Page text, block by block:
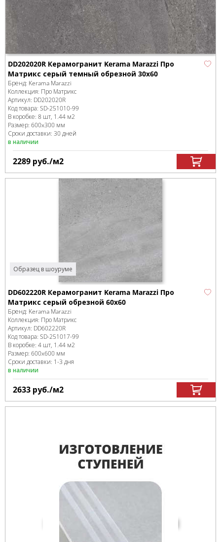
DD202020R Керамогранит Kerama Marazzi Про
Матрикс серый темный обрезной 30x60
Бренд: Kerama Marazzi
Коллекция: Про Матрикс
Артикул: DD202020R
Код товара: SD-251010-99
В коробке: 8 шт, 1.44 м2
Размер: 600x300 мм
Сроки доставки: 30 дней
в наличии
2289 руб./м2
Образец в шоуруме
DD602220R Керамогранит Kerama Marazzi Про
Матрикс серый обрезной 60x60
Бренд: Kerama Marazzi
Коллекция: Про Матрикс
Артикул: DD602220R
Код товара: SD-251017-99
В коробке: 4 шт, 1.44 м2
Размер: 600x600 мм
Сроки доставки: 1-3 дня
в наличии
2633 руб./м2